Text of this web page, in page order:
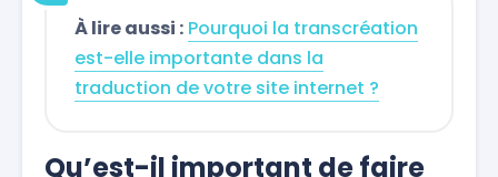
À lire aussi : Pourquoi la transcréation
est-elle importante dans la
traduction de votre site internet ?
Qu’est-il important de faire